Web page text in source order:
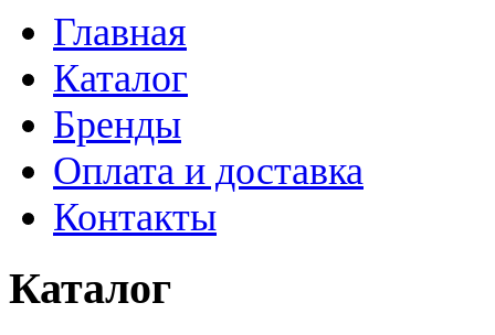
Главная
Каталог
Бренды
Оплата и доставка
Контакты
Каталог